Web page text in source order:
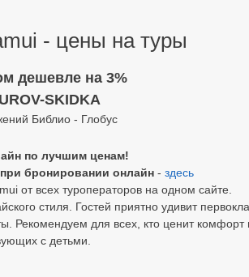
- цены на туры
дешевле на 3%
SKIDKA
Библио - Глобус
по лучшим ценам!
бронировании онлайн - здесь
от всех туроператоров на одном сайте.
стиля. Гостей приятно удивит
Рекомендуем для всех, кто ценит комфорт
с детьми.